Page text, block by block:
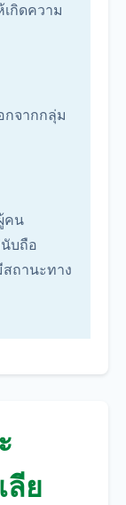
กิดความ
กจากกลุ่ม
คน
บถือ
ถานะทาง
ลีย